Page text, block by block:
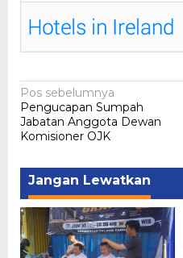
Navigasi
pos
Pos sebelumnya
Pengucapan Sumpah
Jabatan Anggota Dewan
Komisioner OJK
Jangan Lewatkan